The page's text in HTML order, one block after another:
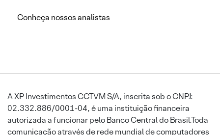
Conheça nossos analistas
A XP Investimentos CCTVM S/A, inscrita sob o CNPJ:
02.332.886/0001-04, é uma instituição financeira
autorizada a funcionar pelo Banco Central do Brasil.Toda
comunicação através de rede mundial de computadores